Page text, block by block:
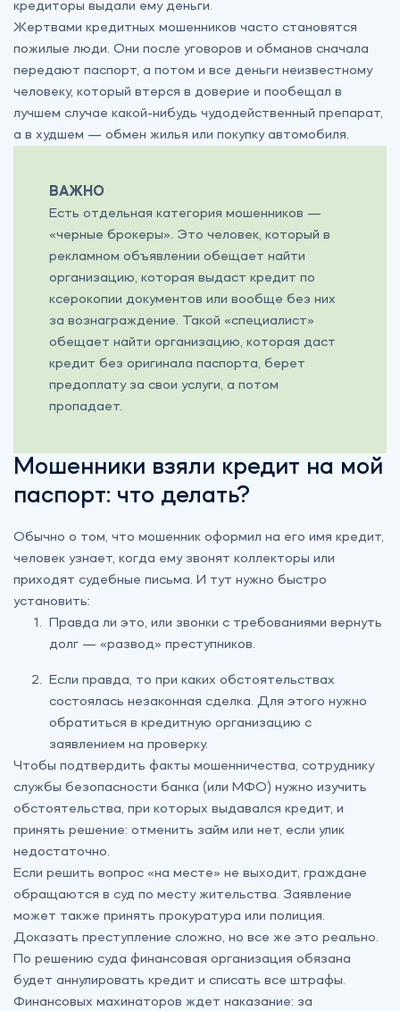
кредиторы выдали ему деньги.
Жертвами кредитных мошенников часто становятся
пожилые люди. Они после уговоров и обманов сначала
передают паспорт, а потом и все деньги неизвестному
человеку, который втерся в доверие и пообещал в
лучшем случае какой-нибудь чудодейственный препарат,
а в худшем — обмен жилья или покупку автомобиля.
ВАЖНО
Есть отдельная категория мошенников —
«черные брокеры». Это человек, который в
рекламном объявлении обещает найти
организацию, которая выдаст кредит по
ксерокопии документов или вообще без них
за вознаграждение. Такой «специалист»
обещает найти организацию, которая даст
кредит без оригинала паспорта, берет
предоплату за свои услуги, а потом
пропадает.
Мошенники взяли кредит на мой
паспорт: что делать?
Обычно о том, что мошенник оформил на его имя кредит,
человек узнает, когда ему звонят коллекторы или
приходят судебные письма. И тут нужно быстро
установить:
Правда ли это, или звонки с требованиями вернуть
долг — «развод» преступников.
Если правда, то при каких обстоятельствах
состоялась незаконная сделка. Для этого нужно
обратиться в кредитную организацию с
заявлением на проверку.
Чтобы подтвердить факты мошенничества, сотруднику
службы безопасности банка (или МФО) нужно изучить
обстоятельства, при которых выдавался кредит, и
принять решение: отменить займ или нет, если улик
недостаточно.
Если решить вопрос «на месте» не выходит, граждане
обращаются в суд по месту жительства. Заявление
может также принять прокуратура или полиция.
Доказать преступление сложно, но все же это реально.
По решению суда финансовая организация обязана
будет аннулировать кредит и списать все штрафы.
Финансовых махинаторов ждет наказание: за